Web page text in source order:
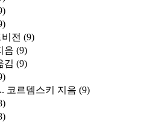
전 (9)
음 (9)
김 (9)
코르뎀스키 지음 (9)